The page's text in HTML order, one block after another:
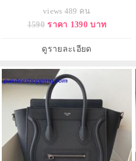
views 489 คน
1590 ราคา 1390 บาท
ดูรายละเอียด